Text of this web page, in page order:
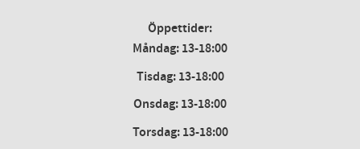
Öppettider:
Måndag: 13-18:00
Tisdag: 13-18:00
Onsdag:13-18:00
Torsdag:13-18:00